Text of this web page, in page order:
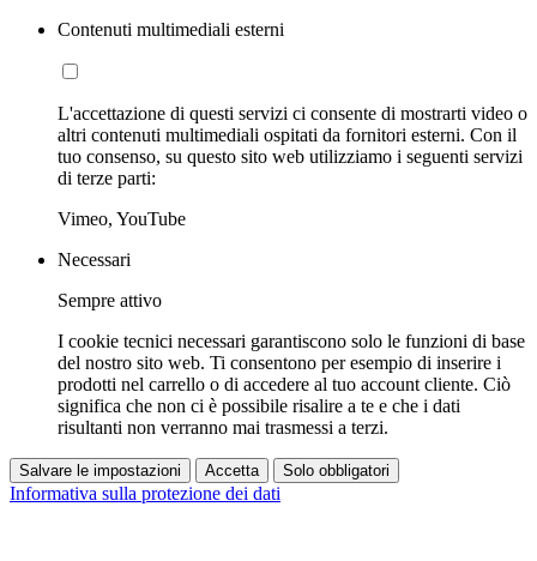
Contenuti multimediali esterni
L'accettazione di questi servizi ci consente di mostrarti video o
altri contenuti multimediali ospitati da fornitori esterni. Con il
tuo consenso, su questo sito web utilizziamo i seguenti servizi
di terze parti:
Vimeo, YouTube
Necessari
Sempre attivo
I cookie tecnici necessari garantiscono solo le funzioni di base
del nostro sito web. Ti consentono per esempio di inserire i
prodotti nel carrello o di accedere al tuo account cliente. Ciò
significa che non ci è possibile risalire a te e che i dati
risultanti non verranno mai trasmessi a terzi.
Salvare le impostazioni Accetta Solo obbligatori
Informativa sulla protezione dei dati